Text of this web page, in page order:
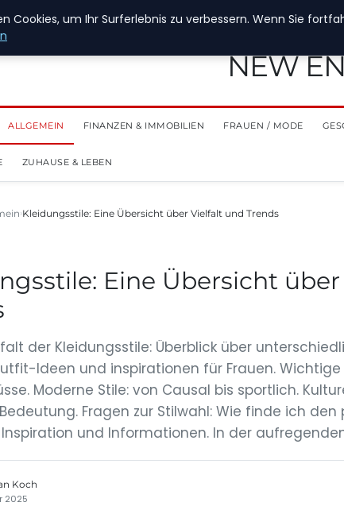
NEW
ALLGEMEIN FINANZEN & IMMOBILIEN FRAUEN / MODE
ZUHAUSE & LEBEN
Kleidungsstile: Eine Übersicht über Vielfalt und Trends
Eine Übersicht
der Kleidungsstile: Überblick über
Ideen und inspirationen für Frauen.
Moderne Stile: von Causal bis sportlich.
Fragen zur Stilwahl: Wie finde ich den
und Informationen. In der
Koch
2025
Cookies, um Ihr Surferlebnis zu verbessern. Wenn Sie